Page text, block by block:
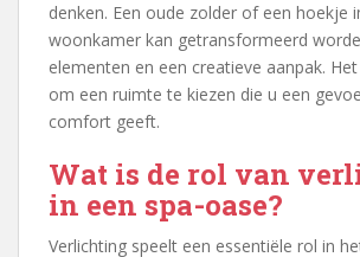
denken. Een oude zolder of een hoekje
woonkamer kan getransformeerd
elementen en een creatieve aanpak.
om een ruimte te kiezen die u een
comfort geeft.
Wat is de rol van
in een spa-oase?
Verlichting speelt een essentiële rol in